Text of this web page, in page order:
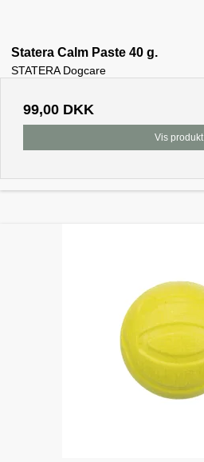
Statera Calm Paste 40 g.
STATERA Dogcare
99,00 DKK
Vis produkt